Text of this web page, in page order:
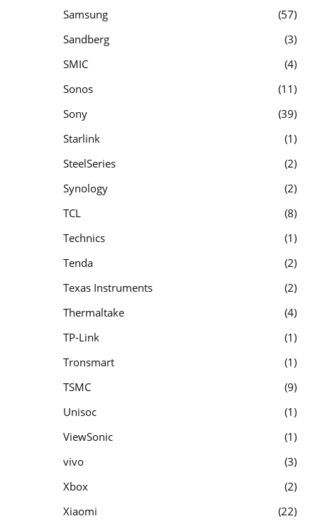
Samsung
57
Sandberg
3
SMIC
4
Sonos
11
Sony
39
Starlink
1
SteelSeries
2
Synology
2
TCL
8
Technics
1
Tenda
2
Texas Instruments
2
Thermaltake
4
TP-Link
1
Tronsmart
1
TSMC
9
Unisoc
1
ViewSonic
1
vivo
3
Xbox
2
Xiaomi
22